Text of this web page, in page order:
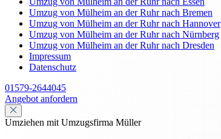
Umzug von Mülheim an der Ruhr nach Bremen
Umzug von Mülheim an der Ruhr nach Hannover
Umzug von Mülheim an der Ruhr nach Nürnberg
Umzug von Mülheim an der Ruhr nach Dresden
Impressum
Datenschutz
01579-2644045
Angebot anfordern
Umziehen mit Umzugsfirma Müller